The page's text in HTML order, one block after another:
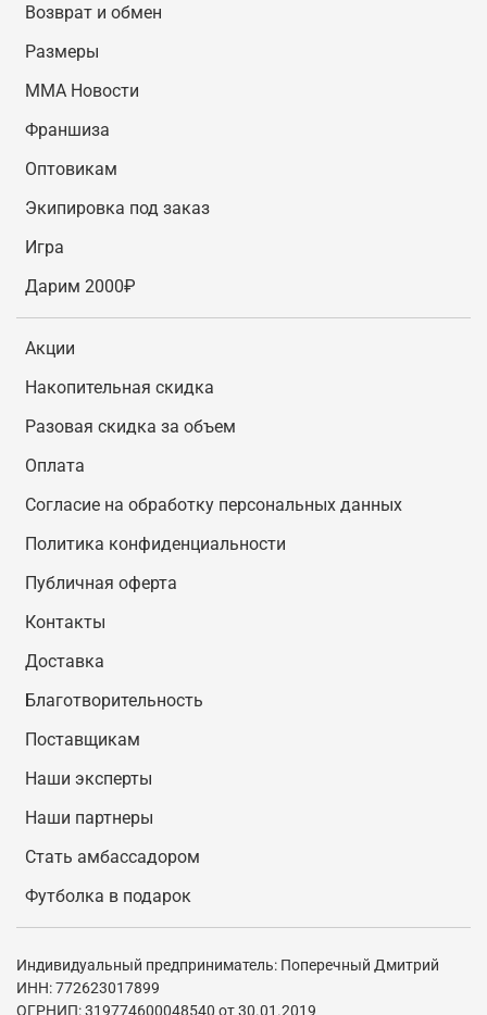
Возврат и обмен
Размеры
MMA Новости
Франшиза
Оптовикам
Экипировка под заказ
Игра
Дарим 2000₽
Акции
Накопительная скидка
Разовая скидка за объем
Оплата
Согласие на обработку персональных данных
Политика конфиденциальности
Публичная оферта
Контакты
Доставка
Благотворительность
Поставщикам
Наши эксперты
Наши партнеры
Стать амбассадором
Футболка в подарок
Индивидуальный предприниматель: Поперечный Дмитрий
ИНН: 772623017899
ОГРНИП: 319774600048540 от 30.01.2019